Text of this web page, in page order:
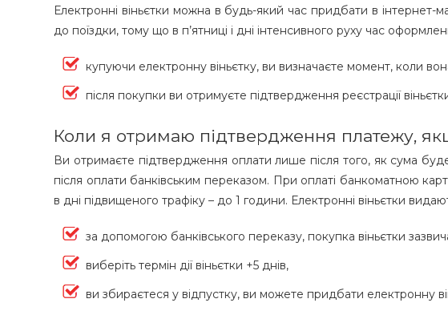
Електронні віньєтки можна в будь-який час придбати в
до поїздки, тому що в п’ятниці і дні інтенсивного руху час
купуючи електронну віньєтку, ви визначаєте момент, коли
після покупки ви отримуєте підтвердження реєстрації
Коли я отримаю підтвердження платежу,
Ви отримаєте підтвердження оплати лише після того, як сума
після оплати банківським переказом. При оплаті банкоматною
в дні підвищеного трафіку – до 1 години. Електронні віньєтки
за допомогою банківського переказу, покупка віньєтки
виберіть термін дії віньєтки +5 днів,
ви збираєтеся у відпустку, ви можете придбати електронну